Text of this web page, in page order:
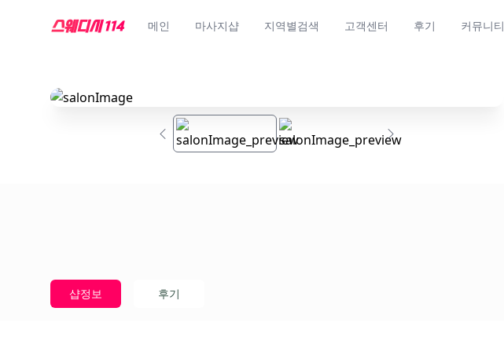
메인 마사지샵 지역별검색 고객센터 후기 커뮤니티
샵정보 후기